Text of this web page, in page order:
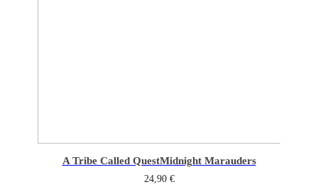
A Tribe Called QuestMidnight Marauders
24,90 €